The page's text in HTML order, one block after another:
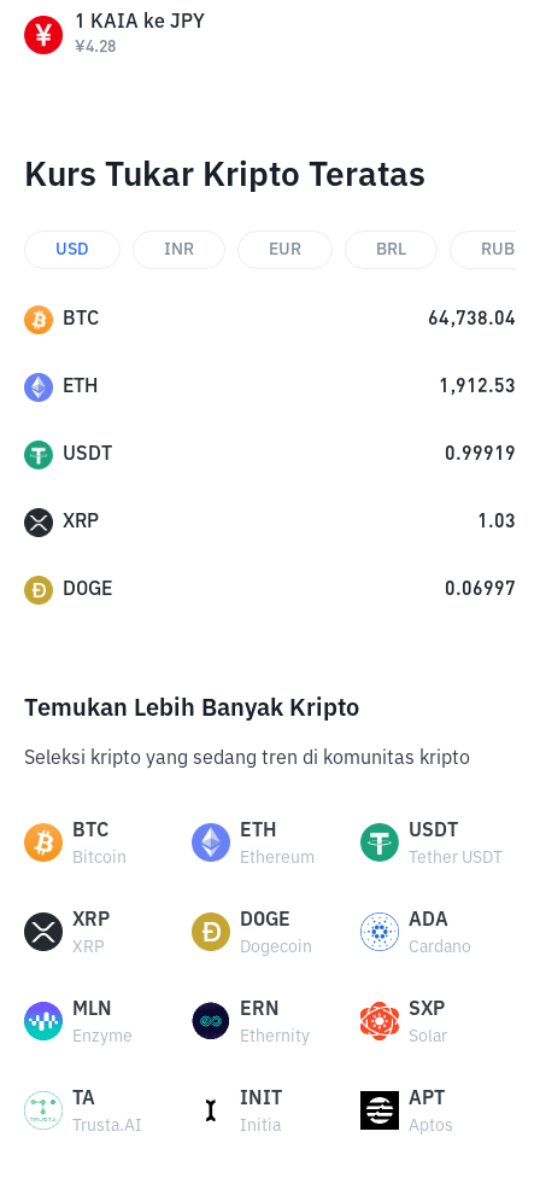
1 KAIA ke JPY
¥4.28
Kurs Tukar Kripto Teratas
USD INR EUR BRL RUB
BTC 64,738.04
ETH 1,912.53
USDT 0.99919
XRP 1.03
DOGE 0.06997
Temukan Lebih Banyak Kripto
Seleksi kripto yang sedang tren di komunitas kripto
BTC
Bitcoin
ETH
Ethereum
USDT
Tether USDT
XRP
XRP
DOGE
Dogecoin
ADA
Cardano
MLN
Enzyme
ERN
Ethernity
SXP
Solar
TA
Trusta.AI
INIT
Initia
APT
Aptos